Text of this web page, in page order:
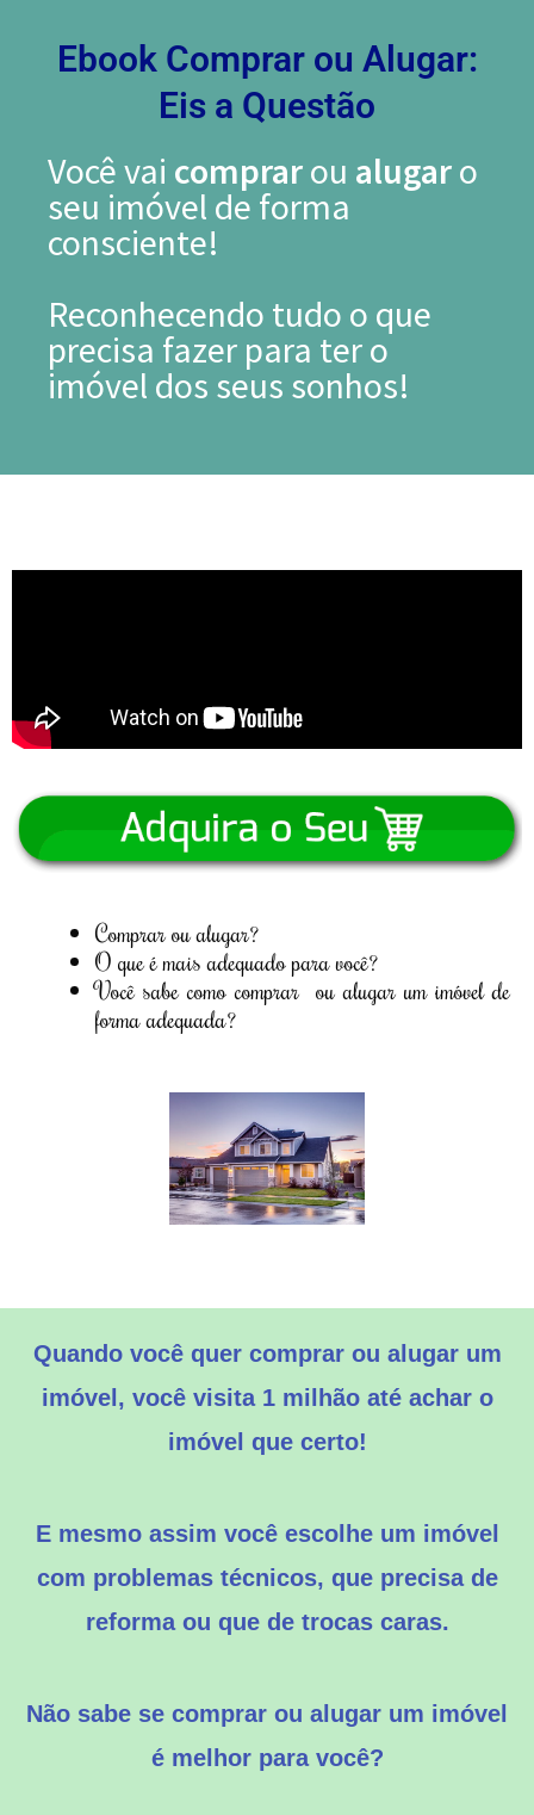
Ebook Comprar ou Alugar:
Eis a Questão
Você vai comprarou alugaro
seu imóvel de forma
consciente!
Reconhecendo tudo o que
precisa fazer para ter o
imóvel dos seus sonhos!
Comprar ou alugar?
O que é mais adequado para você?
Você sabe como comprar ou alugar um imóvel de
forma adequada?
Quando você quer comprar ou alugar um
imóvel, você visita 1 milhão até achar o
imóvel que certo!
E mesmo assim você escolhe um imóvel
com problemas técnicos, que precisa de
reforma ou que de trocas caras.
Não sabe se comprar ou alugar um imóvel
é melhor para você?